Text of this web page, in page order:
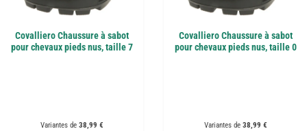
Covalliero Chaussure à sabot
pour chevaux pieds nus, taille 7
Variantes de38,99 €
Covalliero Chaussure à sabot
pour chevaux pieds nus, taille 0
Variantes de38,99 €